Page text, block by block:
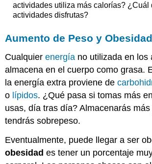
actividades utiliza más calorías? ¿Cuál
actividades disfrutas?
Aumentode Peso y Obesidad
Cualquierenergía no utilizada en los
almacena en el cuerpo como grasa.
la energía extra proviene de
o lípidos. ¿Qué pasa si tomas más
usas, día tras día? Almacenarás
tendrás sobrepeso.
Eventualmente, puede llegar a ser
obesidad es tener un porcentaje